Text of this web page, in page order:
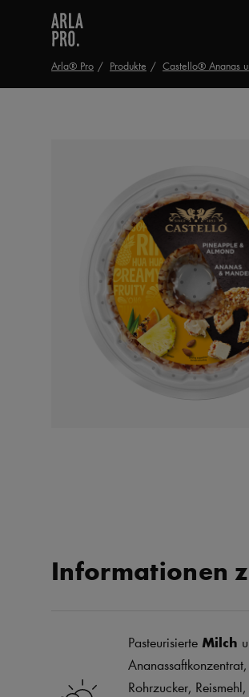
Arla® Pro Produkte Castello® Ananas
Informationen
Pasteurisierte Milch
Rohrzucker,